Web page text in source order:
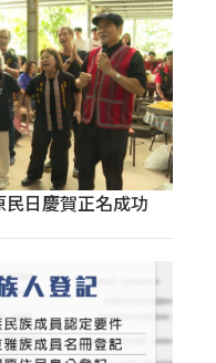
日慶賀正名成功